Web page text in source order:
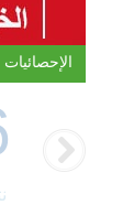
الإحصائيات